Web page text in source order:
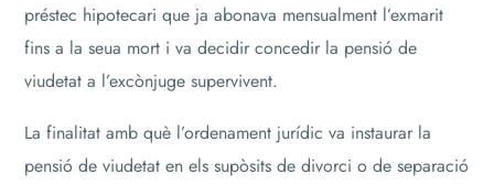
préstec hipotecari que ja abonava mensualment l’exmarit
fins a la seua mort i va decidir concedir la pensió de
viudetat a l’excònjuge supervivent.
La finalitat amb què l’ordenament jurídic va instaurar la
pensió de viudetat en els supòsits de divorci o de separació